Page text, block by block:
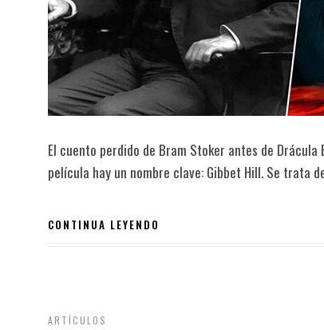
El cuento perdido de Bram Stoker antes de
película hay un nombre clave: Gibbet Hill. Se trata
CONTINUA LEYENDO
ARTÍCULOS